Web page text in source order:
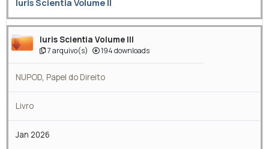
Iuris Scientia Volume II
Iuris Scientia Volume III
7 arquivo(s) 194 downloads
NUPOD, Papel do Direito
Livro
Jan 2026